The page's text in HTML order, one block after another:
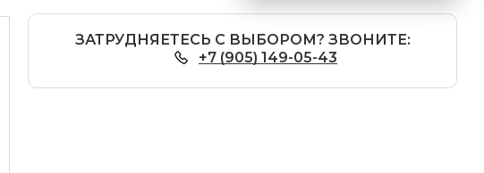
ЗАТРУДНЯЕТЕСЬ С ВЫБОРОМ? ЗВОНИТЕ:
+7 (905) 149-05-43